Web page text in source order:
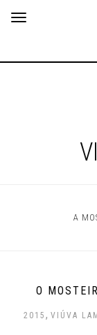
Toggle
A
O
2015,VIÚVA